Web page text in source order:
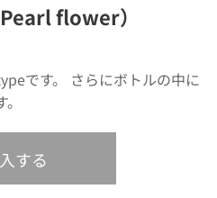
flower）
です。 さらにボトルの中に
する